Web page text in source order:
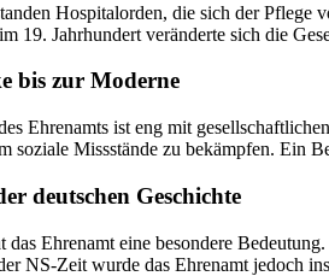
Hospitalorden, die sich der
19. Jahrhundert veränderte sich die
bis zur Moderne
Ehrenamts ist eng mit
soziale Missstände zu bekämpfen. Ein
deutschen Geschichte
das Ehrenamt eine besondere
NS-Zeit wurde das Ehrenamt jedoch